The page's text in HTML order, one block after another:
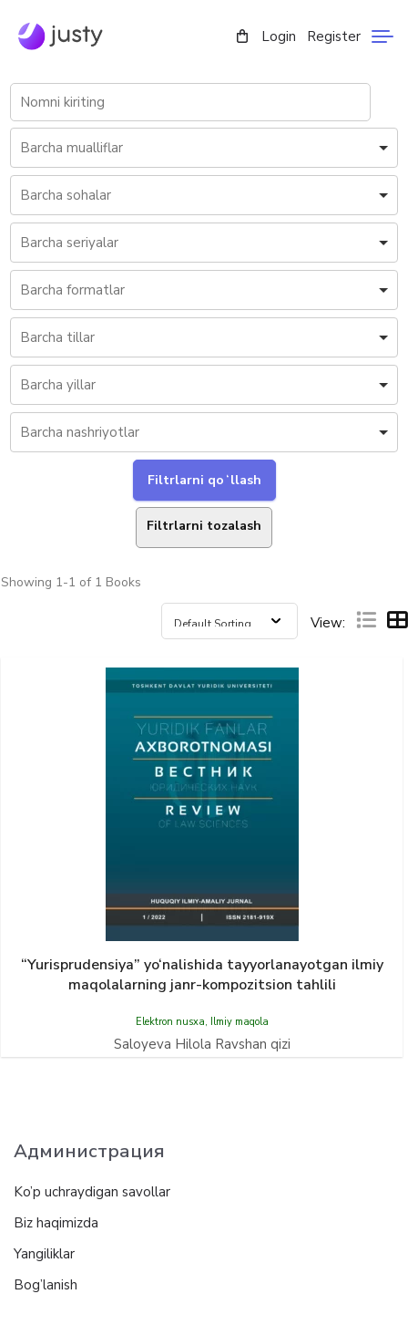
Login Register
Filtrlarni tozalash
Showing 1-1 of 1 Books
View:
“Yurisprudensiya” yo‘nalishida tayyorlanayotgan ilmiy
maqolalarning janr-kompozitsion tahlili
Elektron nusxa, Ilmiy maqola
Saloyeva Hilola Ravshan qizi
Администрация
Ko’p uchraydigan savollar
Biz haqimizda
Yangiliklar
Bog’lanish